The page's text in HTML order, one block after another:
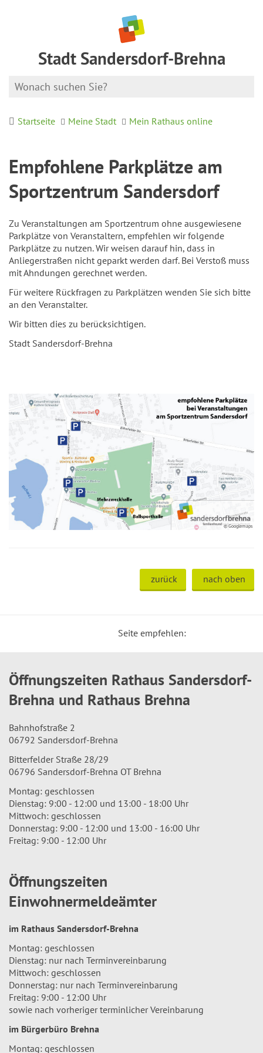
Stadt Sandersdorf-Brehna
Startseite Meine Stadt Mein Rathaus online
Empfohlene Parkplätze am
Sportzentrum Sandersdorf
Zu Veranstaltungen am Sportzentrum ohne ausgewiesene
Parkplätze von Veranstaltern, empfehlen wir folgende
Parkplätze zu nutzen. Wir weisen darauf hin, dass in
Anliegerstraßen nicht geparkt werden darf. Bei Verstoß muss
mit Ahndungen gerechnet werden.
Für weitere Rückfragen zu Parkplätzen wenden Sie sich bitte
an den Veranstalter.
Wir bitten dies zu berücksichtigen.
Stadt Sandersdorf-Brehna
© Googlemaps
zurück nach oben
Seite empfehlen:
Öffnungszeiten Rathaus Sandersdorf-
Brehna und Rathaus Brehna
Bahnhofstraße 2
06792 Sandersdorf-Brehna
Bitterfelder Straße 28/29
06796 Sandersdorf-Brehna OT Brehna
Montag: geschlossen
Dienstag: 9:00 - 12:00 und 13:00 - 18:00 Uhr
Mittwoch: geschlossen
Donnerstag: 9:00 - 12:00 und 13:00 - 16:00 Uhr
Freitag: 9:00 - 12:00 Uhr
Öffnungszeiten
Einwohnermeldeämter
im Rathaus Sandersdorf-Brehna
Montag: geschlossen
Dienstag: nur nach Terminvereinbarung
Mittwoch: geschlossen
Donnerstag: nur nach Terminvereinbarung
Freitag: 9:00 - 12:00 Uhr
sowie nach vorheriger terminlicher Vereinbarung
im Bürgerbüro Brehna
Montag: geschlossen